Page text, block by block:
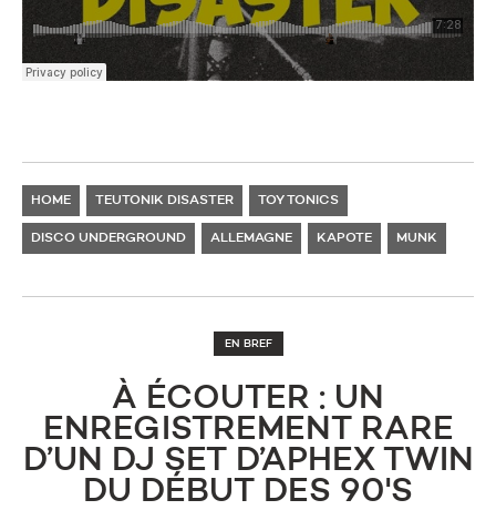
HOME TEUTONIK DISASTER TOY TONICS
DISCO UNDERGROUND ALLEMAGNE KAPOTE MUNK
EN BREF
À ÉCOUTER : UN
ENREGISTREMENT RARE
D’UN DJ SET D’APHEX TWIN
DU DÉBUT DES 90'S